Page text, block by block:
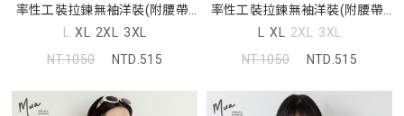
率性工裝拉鍊無袖洋裝(附腰帶)
MUA! 中大尺碼洋裝
L XL 2XL 3XL
NT.1050
NTD.515
率性工裝拉鍊無袖洋裝(附腰帶)
MUA! 中大尺碼洋裝
L XL 2XL 3XL
NT.1050
NTD.515